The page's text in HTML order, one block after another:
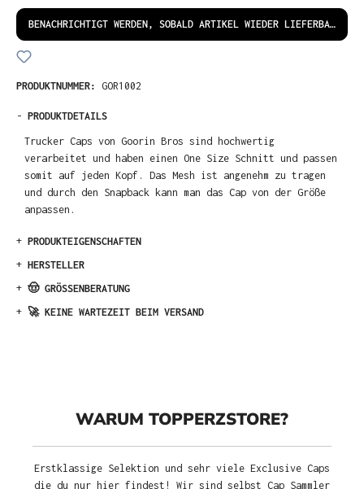
BENACHRICHTIGT WERDEN, SOBALD ARTIKEL WIEDER LIEFERBAR IST!
PRODUKTNUMMER: GOR1002
- PRODUKTDETAILS
Trucker Caps von Goorin Bros sind hochwertig
verarbeitet und haben einen One Size Schnitt und passen
somit auf jeden Kopf. Das Mesh ist angenehm zu tragen
und durch den Snapback kann man das Cap von der Größe
anpassen.
+ PRODUKTEIGENSCHAFTEN
+ HERSTELLER
+ 🤠 GRÖSSENBERATUNG
+ 🚀 KEINE WARTEZEIT BEIM VERSAND
WARUM TOPPERZSTORE?
Erstklassige Selektion und sehr viele Exclusive Caps
die du nur hier findest! Wir sind selbst Cap Sammler